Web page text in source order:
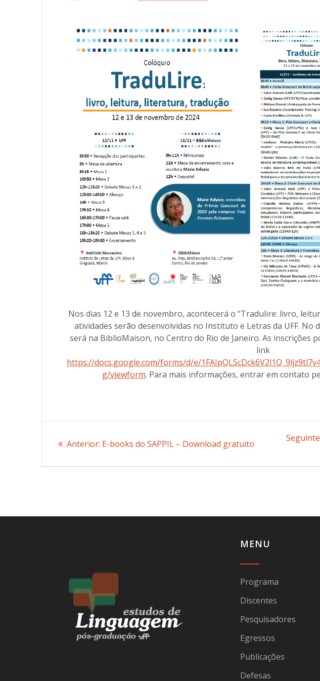
Nos dias 12 e 13 de novembro, acontecerá o “Tradulire: livro,
atividades serão desenvolvidas no Instituto e Letras da UFF. No
será na BiblioMaison, no Centro do Rio de Janeiro. As inscrições
link
https://docs.google.com/forms/d/e/
g/viewform. Para mais informações, entrar em contato
Anterior: Post
E-books do SAPPIL – Download gratuito
MENU
Programa
Discentes
Pesquisadores
Egressos
Publicações
Defesas